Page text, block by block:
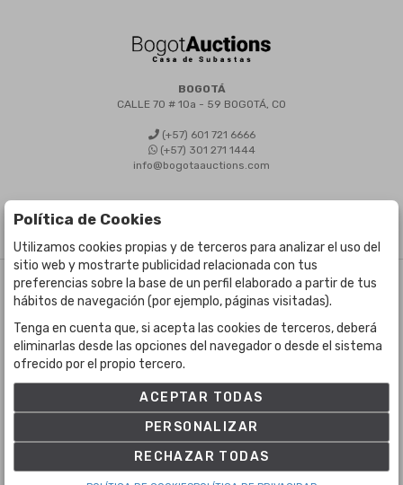
BOGOTÁ
CALLE 70 # 10a - 59 BOGOTÁ, CO
(+57) 601 721 6666
(+57) 301 271 1444
info@bogotaauctions.com
©Bogota Auctions- Todos los derechos reservados
Desarrollado por Labelgrup Networks.
Política de Cookies
Utilizamos cookies propias y de terceros para analizar el uso del
sitio web y mostrarte publicidad relacionada con tus
preferencias sobre la base de un perfil elaborado a partir de tus
hábitos de navegación (por ejemplo, páginas visitadas).
Tenga en cuenta que, si acepta las cookies de terceros, deberá
eliminarlas desde las opciones del navegador o desde el sistema
ofrecido por el propio tercero.
ACEPTAR TODAS
PERSONALIZAR
RECHAZAR TODAS